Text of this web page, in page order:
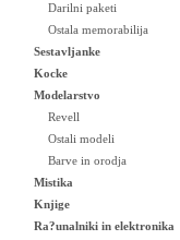
Darilni paketi
Ostala memorabilija
Sestavljanke
Kocke
Modelarstvo
Revell
Ostali modeli
Barve in orodja
Mistika
Knjige
Ra?unalniki in elektronika